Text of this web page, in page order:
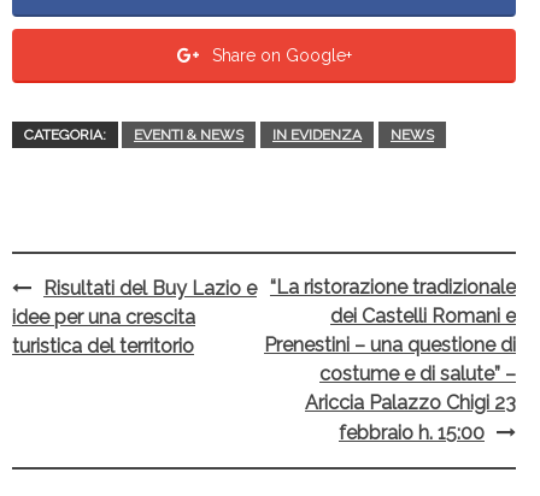
Share on Google+
CATEGORIA: EVENTI & NEWS IN EVIDENZA NEWS
Post
navigation
Risultati del Buy Lazio e
idee per una crescita
turistica del territorio
“La ristorazione tradizionale
dei Castelli Romani e
Prenestini – una questione di
costume e di salute” –
Ariccia Palazzo Chigi 23
febbraio h. 15:00